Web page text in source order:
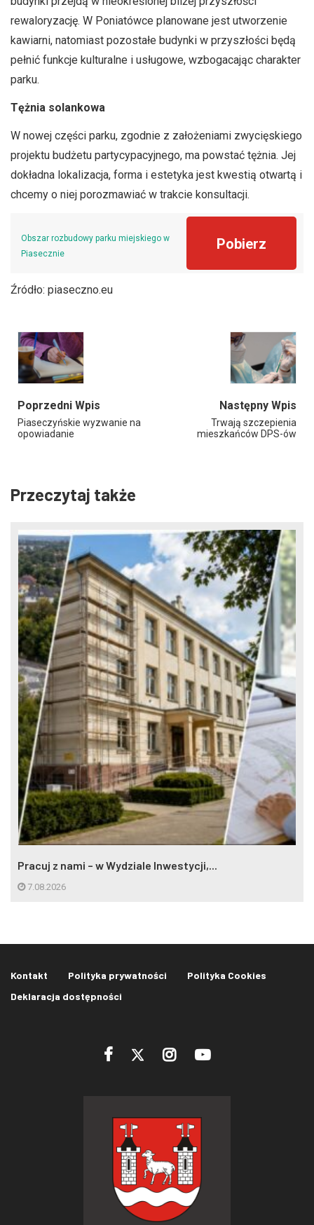
rewaloryzację. W Poniatówce planowane jest utworzenie
kawiarni, natomiast pozostałe budynki w przyszłości będą
pełnić funkcje kulturalne i usługowe, wzbogacając charakter
parku.
Tężnia solankowa
W nowej części parku, zgodnie z założeniami zwycięskiego
projektu budżetu partycypacyjnego, ma powstać tężnia. Jej
dokładna lokalizacja, forma i estetyka jest kwestią otwartą i
chcemy o niej porozmawiać w trakcie konsultacji.
Obszar rozbudowy parku miejskiego w
Piasecznie
Pobierz
Źródło: piaseczno.eu
Poprzedni Wpis
Piaseczyńskie wyzwanie na
opowiadanie
Następny Wpis
Trwają szczepienia
mieszkańców DPS-ów
Przeczytaj także
Pracuj z nami – w Wydziale Inwestycji,...
7.08.2026
Kontakt Polityka prywatności
Polityka Cookies
Deklaracja dostępności